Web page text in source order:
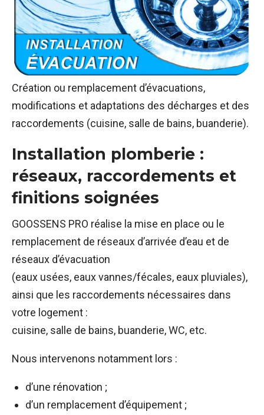
Création ou remplacement d’évacuations,
modifications et adaptations des décharges et des
raccordements (cuisine, salle de bains, buanderie).
Installation plomberie :
réseaux, raccordements et
finitions soignées
GOOSSENS PRO réalise la mise en place ou le
remplacement de réseaux d’arrivée d’eau et de
réseaux d’évacuation
(eaux usées, eaux vannes/fécales, eaux pluviales),
ainsi que les raccordements nécessaires dans
votre logement :
cuisine, salle de bains, buanderie, WC, etc.
Nous intervenons notamment lors :
d’une rénovation ;
d’un remplacement d’équipement ;